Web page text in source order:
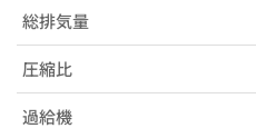
総排気量
圧縮比
過給機